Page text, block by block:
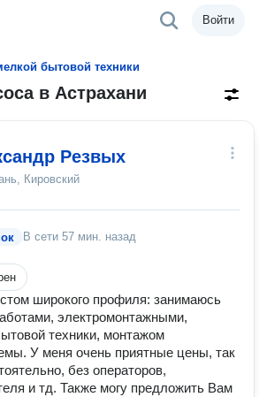
Войти
бытовой техники
в Астрахани
Резвых
Кировский
В сети 57 мин. назад
широкого профиля: занимаюсь
электромонтажными,
техники, монтажом
У меня очень приятные цены, так
без операторов,
и тд. Также могу предложить Вам